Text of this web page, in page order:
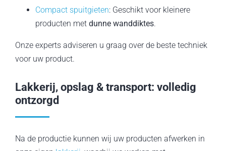
Compact spuitgieten: Geschikt voor kleinere
producten met dunne wanddiktes.
Onze experts adviseren u graag over de beste techniek
voor uw product.
Lakkerij, opslag & transport: volledig
ontzorgd
Na de productie kunnen wij uw producten afwerken in